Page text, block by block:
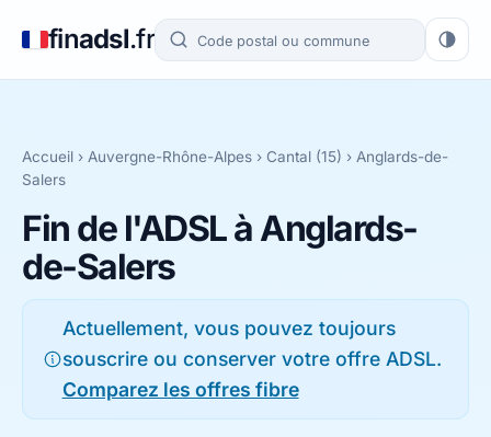
finadsl.fr
Accueil › Auvergne-Rhône-Alpes › Cantal (15) › Anglards-de-
Salers
Fin de l'ADSL à Anglards-
de-Salers
Actuellement, vous pouvez toujours
souscrire ou conserver votre offre ADSL.
Comparez les offres fibre